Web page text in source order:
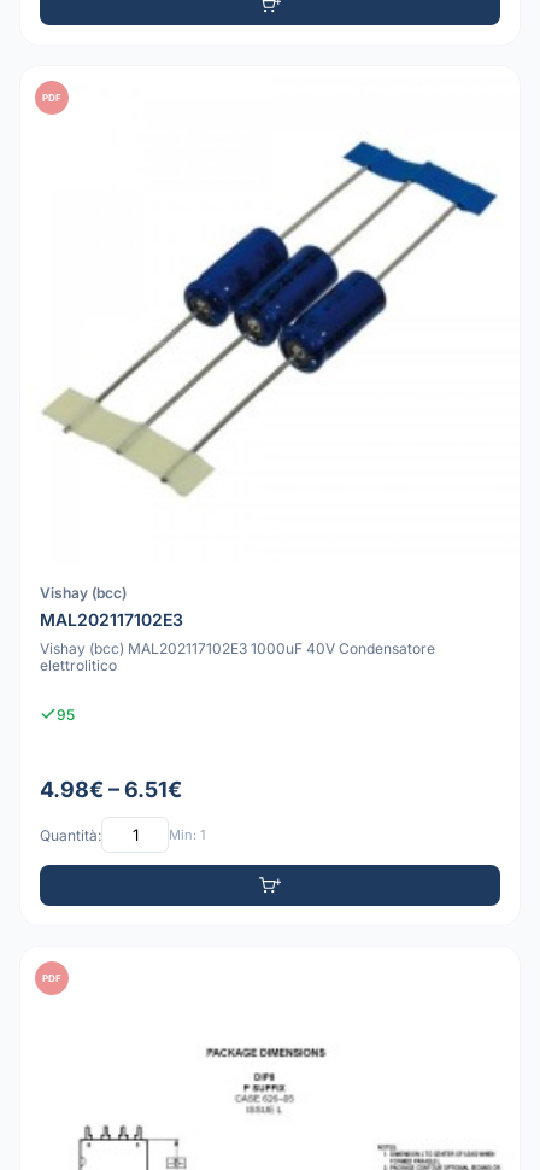
PDF
Vishay (bcc)
MAL202117102E3
Vishay (bcc) MAL202117102E3 1000uF 40V Condensatore
elettrolitico
95
4.98€ – 6.51€
Quantità: Min: 1
PDF